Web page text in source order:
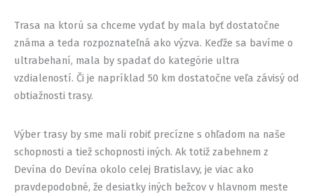
Trasa na ktorú sa chceme vydať by mala byť dostatočne
známa a teda rozpoznateľná ako výzva. Keďže sa bavíme o
ultrabehaní, mala by spadať do kategórie ultra
vzdialeností. Či je napríklad 50 km dostatočne veľa závisý od
obtiažnosti trasy.
Výber trasy by sme mali robiť precízne s ohľadom na naše
schopnosti a tiež schopnosti iných. Ak totiž zabehnem z
Devína do Devína okolo celej Bratislavy, je viac ako
pravdepodobné, že desiatky iných bežcov v hlavnom meste